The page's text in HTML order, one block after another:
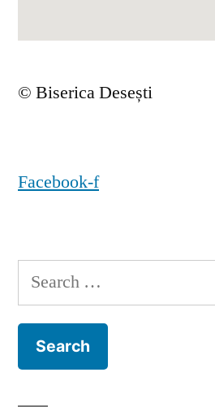
© Biserica Desești
Facebook-f
Search
for: